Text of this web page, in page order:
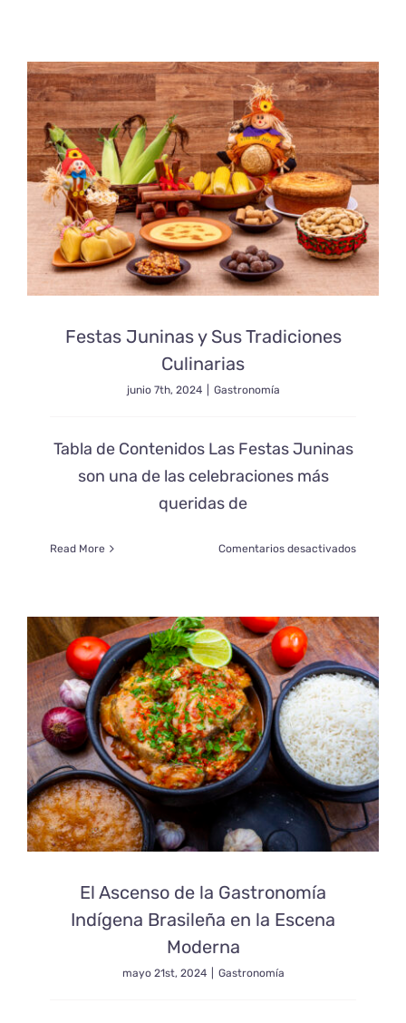
Plato
Sencillo
Conquistó
Brasil
Festas Juninas y Sus Tradiciones
Culinarias
junio 7th, 2024 Gastronomía
Tabla de Contenidos Las Festas Juninas
son una de las celebraciones más
queridas de
Read More Comentarios desactivadosen
Sus
Culinarias
El Ascenso de la Gastronomía
Indígena Brasileña en la Escena
Moderna
mayo 21st, 2024 Gastronomía